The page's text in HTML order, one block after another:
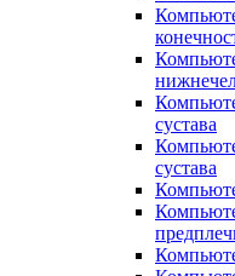
сустава
сустава